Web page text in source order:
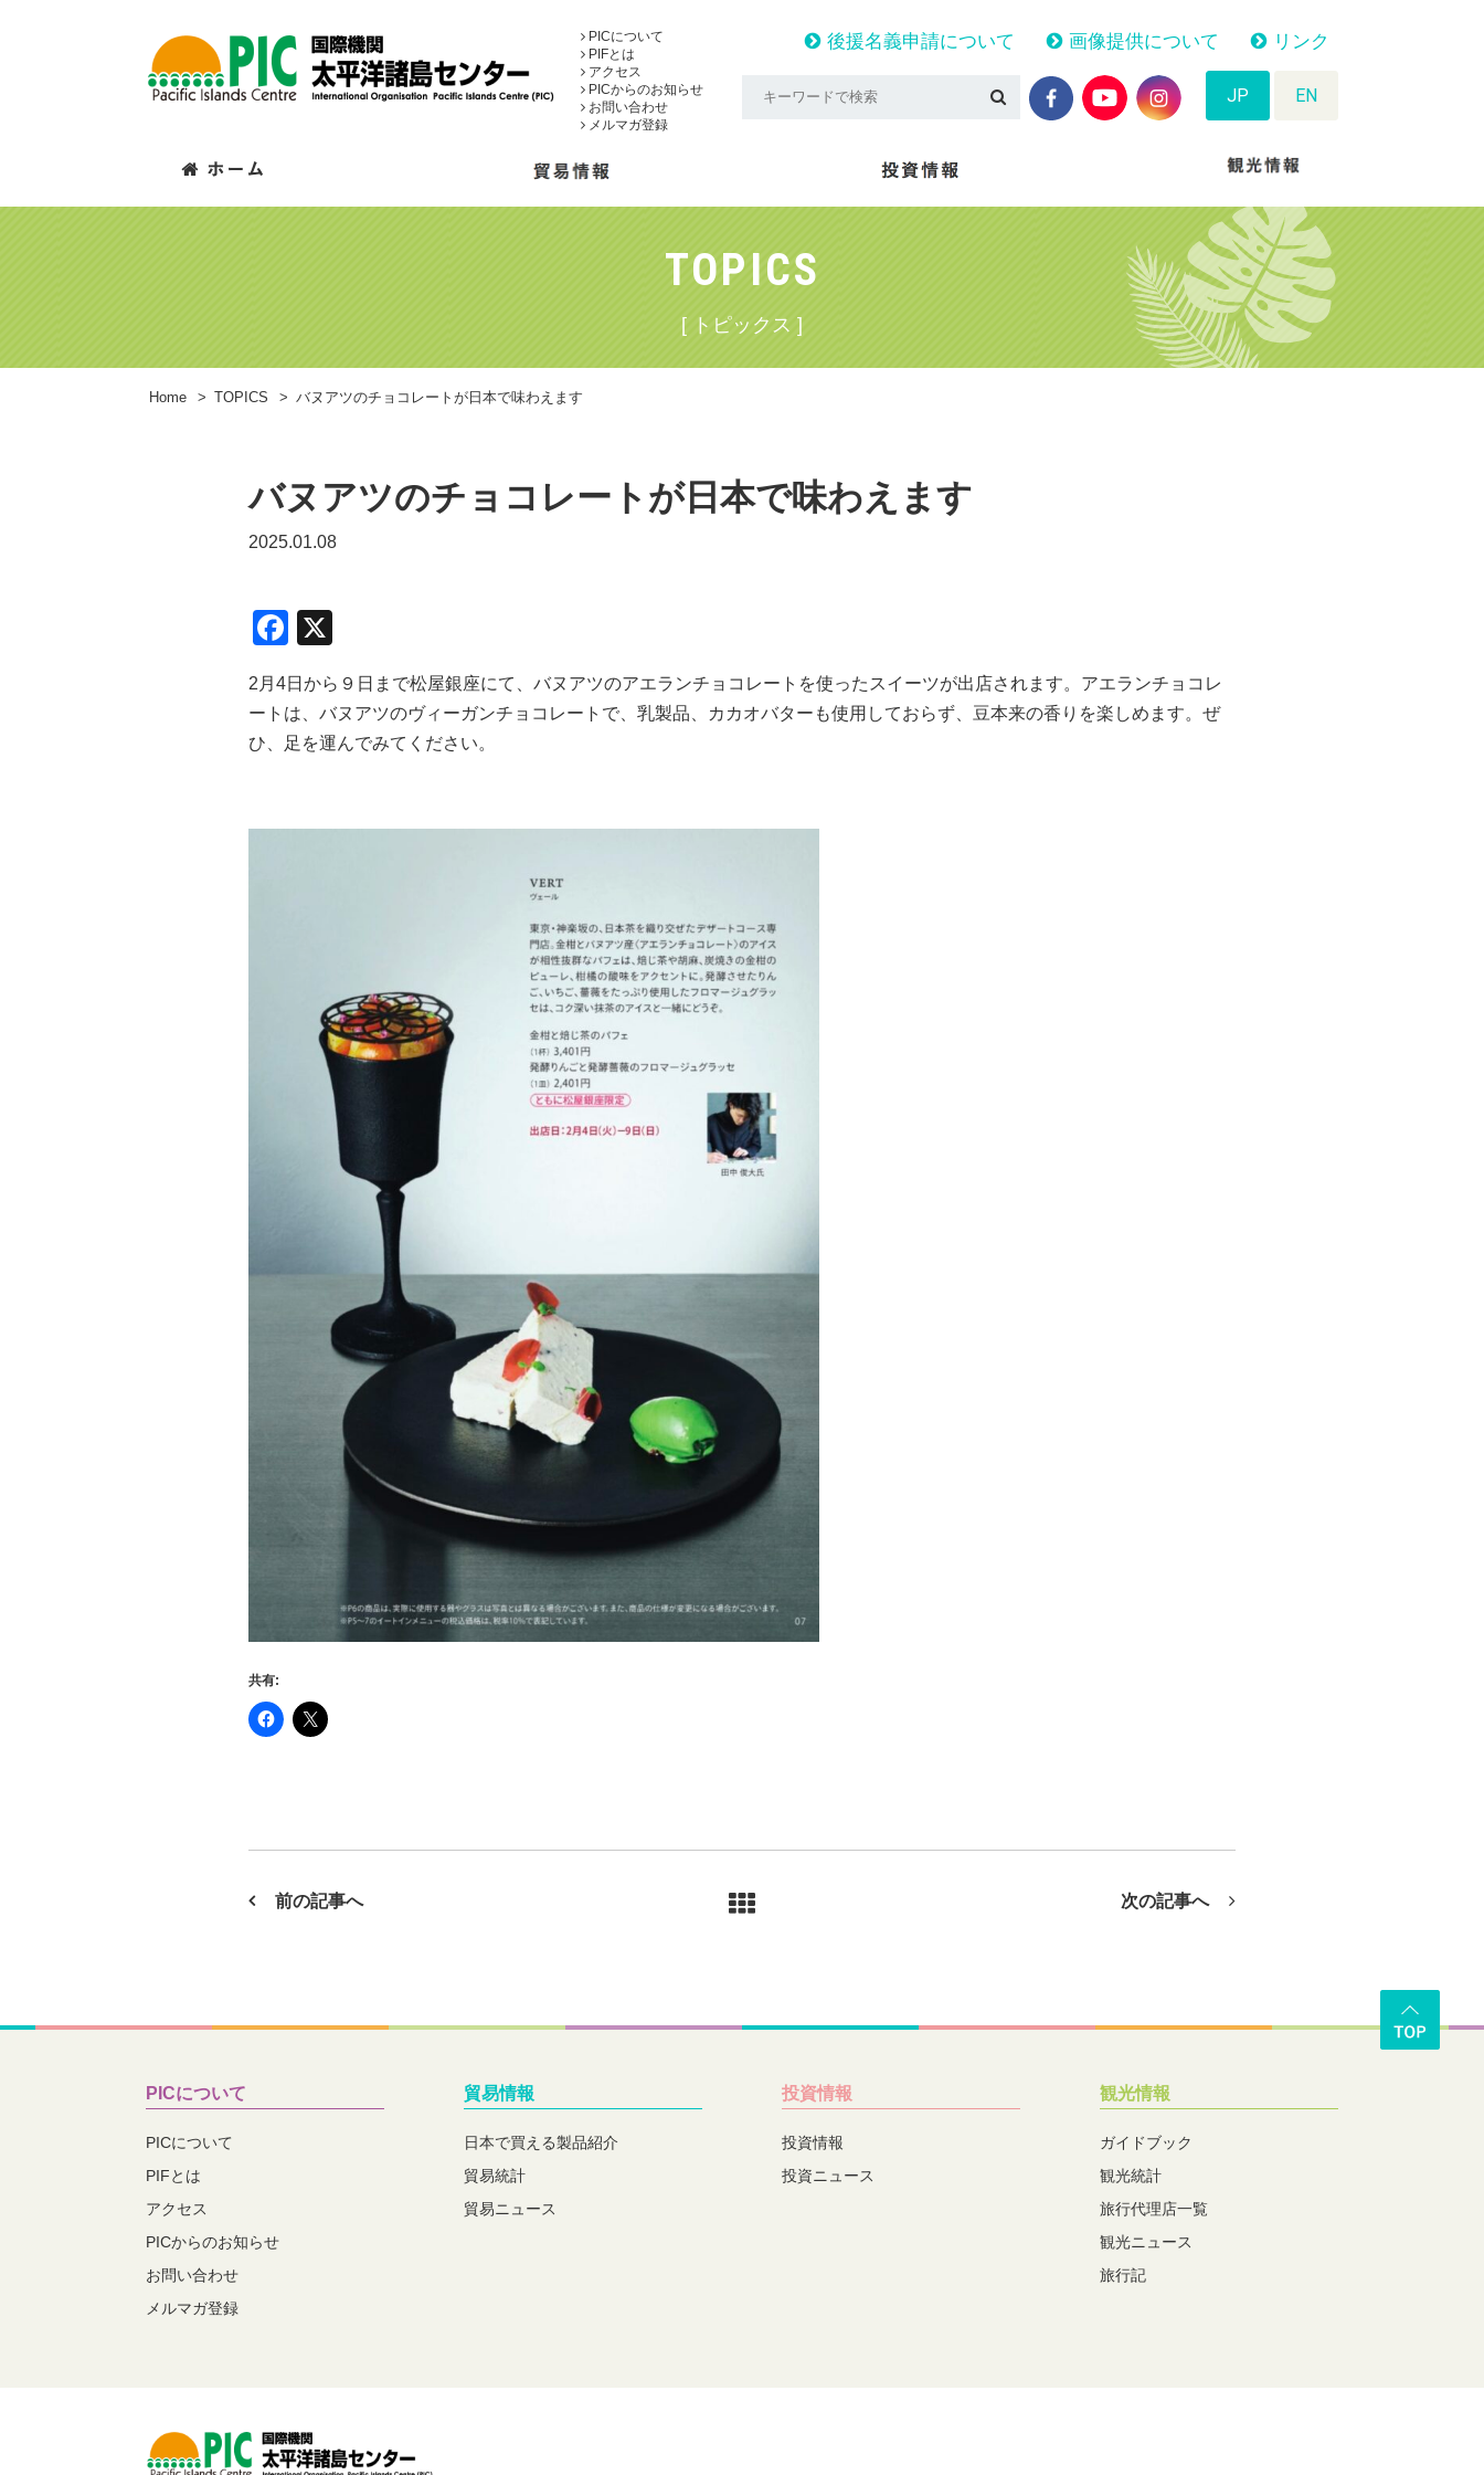
PICについて
PIFとは
アクセス
PICからのお知らせ
お問い合わせ
メルマガ登録
後援名義申請について 画像提供について リンク
JP EN
TOPICS
[ トピックス ]
Home > TOPICS > バヌアツのチョコレートが日本で味わえます
バヌアツのチョコレートが日本で味わえます
2025.01.08
F
c
e
o
2 月 4日から９日まで松屋銀座にて、バヌアツのアエランチョコレートを使ったスイーツが出店されます。アエランチョコレ
ートは、バヌアツのヴィーガンチョコレートで、乳製品、カカオバターも使用しておらず、豆本来の香りを楽しめます。ぜ
ひ、足を運んでみてください。
共有:
前の記事へ 次の記事へ
PICについて
PICについて
PIFとは
アクセス
PICからのお知らせ
お問い合わせ
メルマガ登録
貿易情報
日本で買える製品紹介
貿易統計
貿易ニュース
投資情報
投資情報
投資ニュース
観光情報
ガイドブック
観光統計
旅行代理店一覧
観光ニュース
旅行記